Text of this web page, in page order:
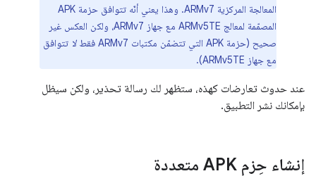
المعالجة المركزية ARMv7. وهذا يعني أنّه تتوافق حزمة APK
المصمّمة لمعالج ARMv5TE مع جهاز ARMv7، ولكن العكس غير
صحيح (حزمة APK التي تتضمّن مكتبات ARMv7 فقط
لا تتوافق
مع جهاز ARMv5TE).
عند حدوث تعارضات كهذه، ستظهر لك رسالة تحذير، ولكن سيظل
بإمكانك نشر التطبيق.
إنشاء حِزم APK متعددة